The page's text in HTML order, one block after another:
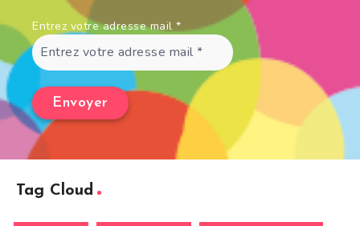
Entrez votre adresse mail *
Tag Cloud